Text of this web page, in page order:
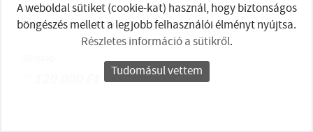
Állapota:●használt
Akkumulátor állapota:87%
A weboldal sütiket (cookie-kat) használ, hogy biztonságos
böngészés mellett a legjobb felhasználói élményt nyújtsa.
Részletes információ a sütikről.
Tudomásul vettem